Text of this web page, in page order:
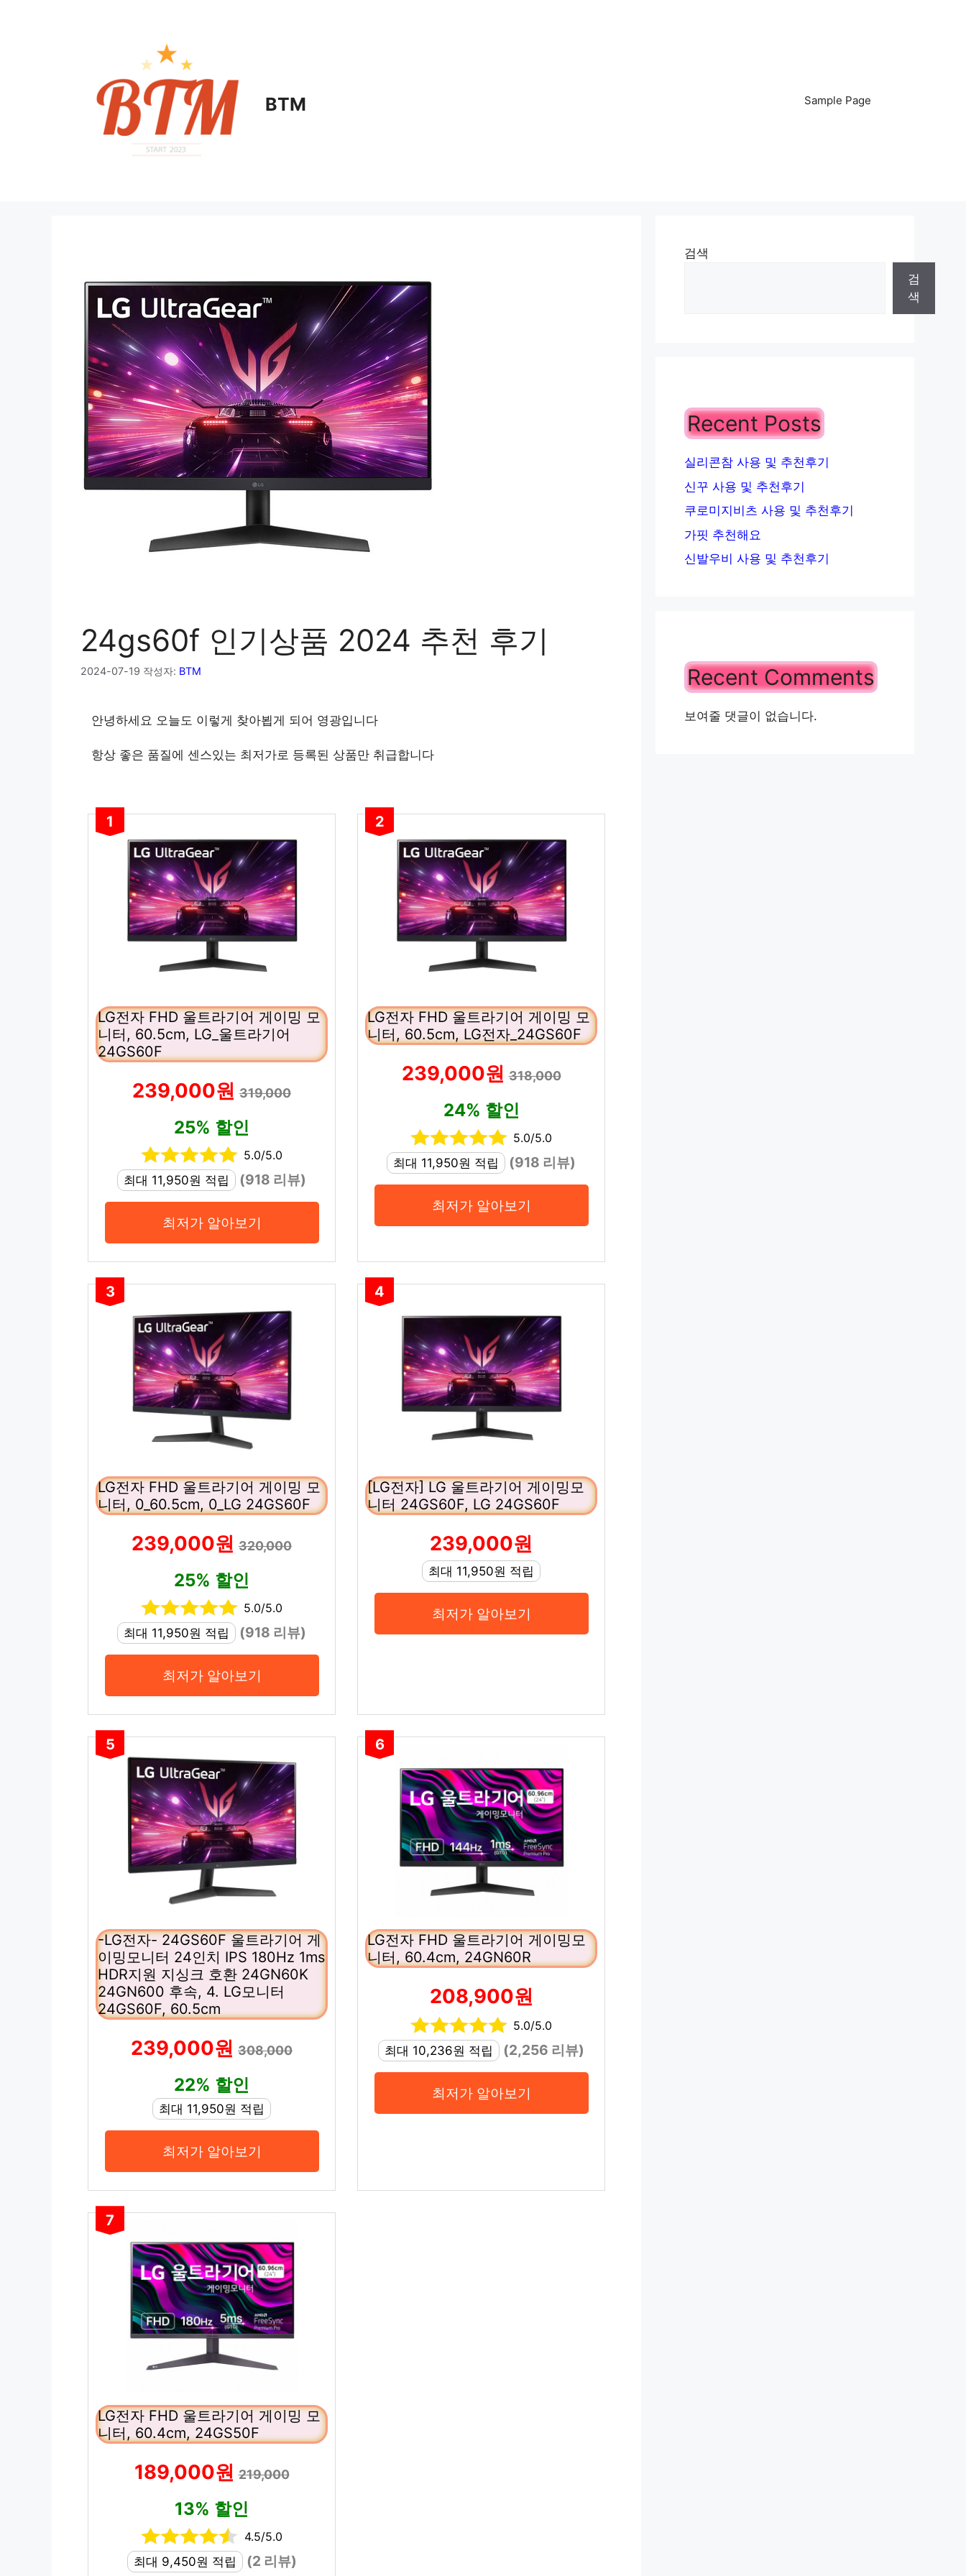
BTM Sample Page
24gs60f 인기상품 2024 추천 후기
2024-07-19 작성자: BTM
안녕하세요 오늘도 이렇게 찾아뵙게 되어 영광입니다
항상 좋은 품질에 센스있는 최저가로 등록된 상품만 취급합니다
1
LG전자 FHD 울트라기어 게이밍 모
니터, 60.5cm, LG_울트라기어
24GS60F
239,000원 319,000
25% 할인
5.0/5.0
최대 11,950원 적립
(918 리뷰)
최저가 알아보기
2
LG전자 FHD 울트라기어 게이밍 모
니터, 60.5cm, LG전자_24GS60F
239,000원318,000
24% 할인
5.0/5.0
최대 11,950원 적립
(918 리뷰)
최저가 알아보기
3
LG전자 FHD 울트라기어 게이밍 모
니터, 0_60.5cm, 0_LG 24GS60F
239,000원 320,000
25% 할인
5.0/5.0
최대 11,950원 적립
(918 리뷰)
최저가 알아보기
4
[LG전자] LG 울트라기어 게이밍모
니터 24GS60F, LG 24GS60F
239,000원
최대 11,950원 적립
최저가 알아보기
5
-LG전자- 24GS60F 울트라기어 게
이밍모니터 24인치 IPS 180Hz 1ms
HDR지원 지싱크 호환 24GN60K
24GN600 후속, 4. LG모니터
24GS60F, 60.5cm
239,000원 308,000
22% 할인
최대 11,950원 적립
최저가 알아보기
6
LG전자 FHD 울트라기어 게이밍모
니터, 60.4cm, 24GN60R
208,900원
5.0/5.0
최대 10,236원 적립
(2,256 리뷰)
최저가 알아보기
7
LG전자 FHD 울트라기어 게이밍 모
니터, 60.4cm, 24GS50F
189,000원219,000
13% 할인
4.5/5.0
최대 9,450원 적립
(2 리뷰)
검색
검
색
Recent Posts
실리콘참 사용 및 추천후기
신꾸 사용 및 추천후기
쿠로미지비츠 사용 및 추천후기
가핏 추천해요
신발우비 사용 및 추천후기
Recent Comments
보여줄 댓글이 없습니다.